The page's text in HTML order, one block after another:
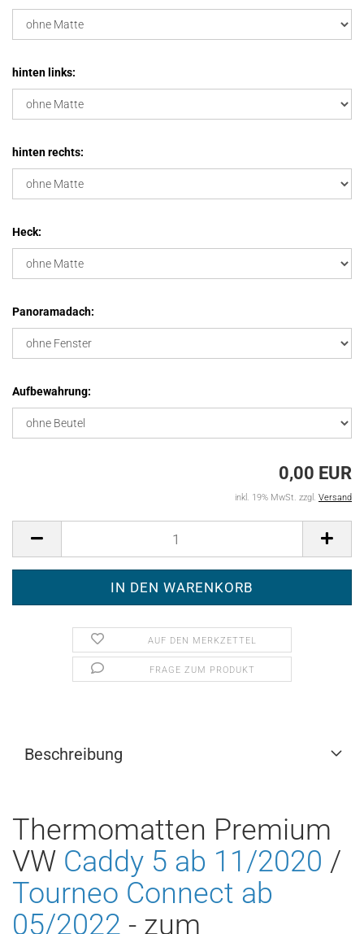
hinten links:
hinten rechts:
Heck:
Panoramadach:
Aufbewahrung:
0,00 EUR
inkl. 19% MwSt. zzgl. Versand
AUF DEN MERKZETTEL
FRAGE ZUM PRODUKT
Beschreibung
Thermomatten Premium
VW Caddy 5 ab 11/2020 /
Tourneo Connect ab
05/2022 - zum